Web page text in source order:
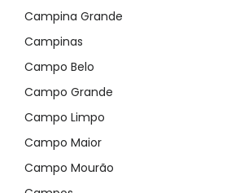
Campina Grande
Campinas
Campo Belo
Campo Grande
Campo Limpo
Campo Maior
Campo Mourão